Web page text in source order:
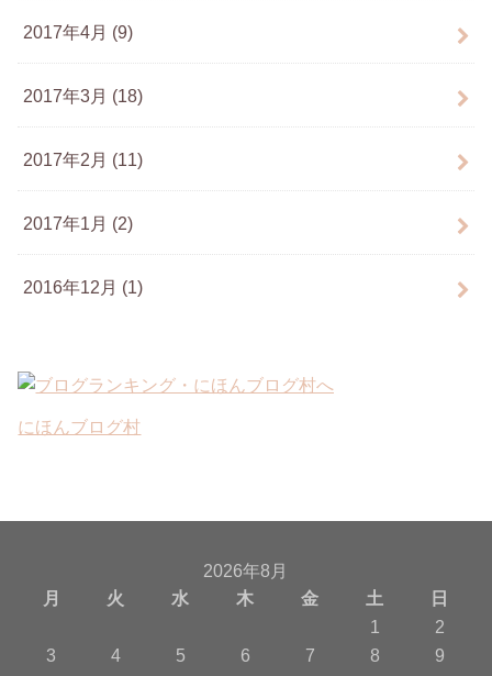
2017年4月 (9)
2017年3月 (18)
2017年2月 (11)
2017年1月 (2)
2016年12月 (1)
にほんブログ村
2026年8月
月
火 水 木 金 土
日
1
2
3
4 5 6 7 8
9